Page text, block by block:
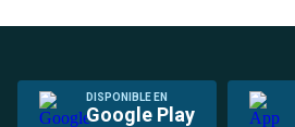
DISPONIBLE EN
Google Play